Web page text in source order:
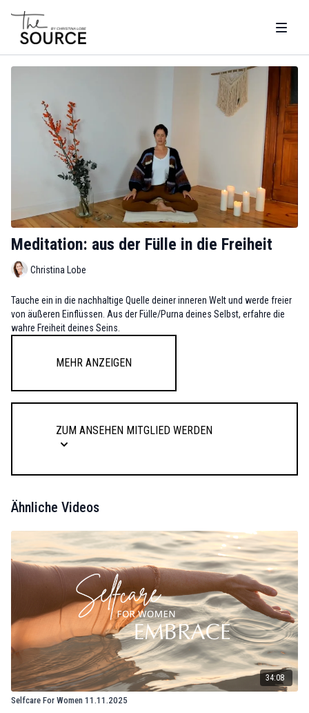
Meditation: aus der Fülle in die Freiheit
Christina Lobe
Tauche ein in die nachhaltige Quelle deiner inneren Welt und werde freier
von äußeren Einflüssen. Aus der Fülle/Purna deines Selbst, erfahre die
wahre Freiheit deines Seins.
Mehr anzeigen
Zum Ansehen Mitglied werden
Ähnliche Videos
34:08
Selfcare For Women 11.11.2025